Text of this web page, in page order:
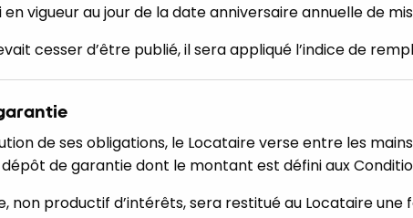
en vigueur au jour de la date anniversaire annuelle de
cesser d’être publié, il sera appliqué l’indice de
de ses obligations, le Locataire verse entre les
de garantie dont le montant est défini aux
non productif d’intérêts, sera restitué au Locataire une